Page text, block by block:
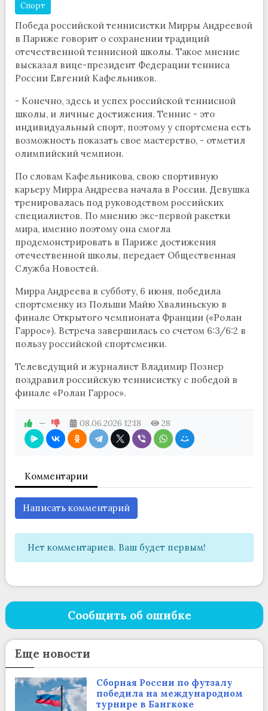
Спорт
Победа российской теннисистки Мирры Андреевой
в Париже говорит о сохранении традиций
отечественной теннисной школы. Такое мнение
высказал вице-президент Федерации тенниса
России Евгений Кафельников.
- Конечно, здесь и успех российской теннисной
школы, и личные достижения. Теннис - это
индивидуальный спорт, поэтому у спортсмена есть
возможность показать свое мастерство, - отметил
олимпийский чемпион.
По словам Кафельникова, свою спортивную
карьеру Мирра Андреева начала в России. Девушка
тренировалась под руководством российских
специалистов. По мнению экс-первой ракетки
мира, именно поэтому она смогла
продемонстрировать в Париже достижения
отечественной школы, передает Общественная
Служба Новостей.
Мирра Андреева в субботу, 6 июня, победила
спортсменку из Польши Майю Хвалиньскую в
финале Открытого чемпионата Франции («Ролан
Гаррос»). Встреча завершилась со счетом 6:3/6:2 в
пользу российской спортсменки.
Телеведущий и журналист Владимир Познер
поздравил российскую теннисистку с победой в
финале «Ролан Гаррос».
— 08.06.2026 12:18 28
Комментарии
Написать комментарий
Нет комментариев. Ваш будет первым!
Сообщить об ошибке
Еще новости
Сборная России по футзалу
победила на международном
турнире в Бангкоке